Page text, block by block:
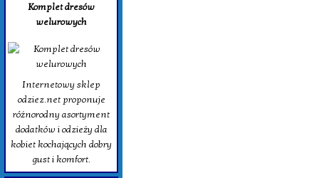
Komplet dresów
welurowych
Internetowy sklep
odziez.net proponuje
różnorodny asortyment
dodatków i odzieży dla
kobiet kochających dobry
gust i komfort.